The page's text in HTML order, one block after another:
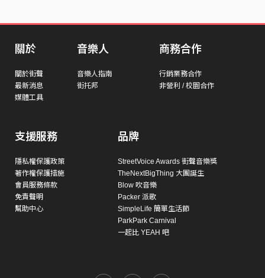
關於
關於街聲
最新消息
媒體工具
音樂人
音樂人指南
街托邦
商務合作
行銷業務合作
非營利 / 校園合作
支援服務
隱私權保護政策
著作權保護措施
會員服務條款
免責聲明
幫助中心
品牌
StreetVoice Awards 街聲音樂獎
TheNextBigThing 大團誕生
Blow 吹音樂
Packer 派歌
SimpleLife 簡單生活節
ParkPark Carnival
一起比 YEAH 吧